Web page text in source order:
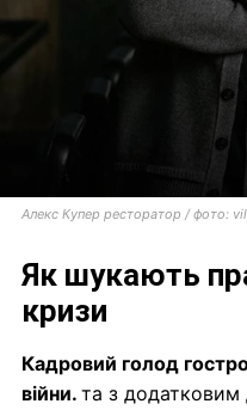
Алекс Купер ресторатор / фото:
Як шукають
кризи
Кадровий голод
війни. та з додатковим